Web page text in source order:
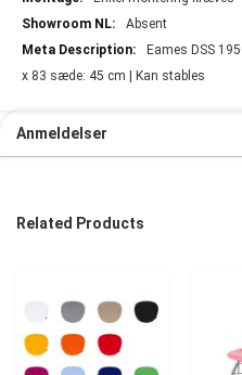
Absent
Eames DSS
x 83 sæde: 45 cm | Kan stables
Anmeldelser
Related Products